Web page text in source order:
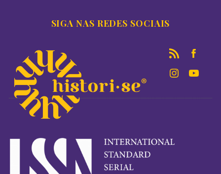
SIGA NAS REDES SOCIAIS